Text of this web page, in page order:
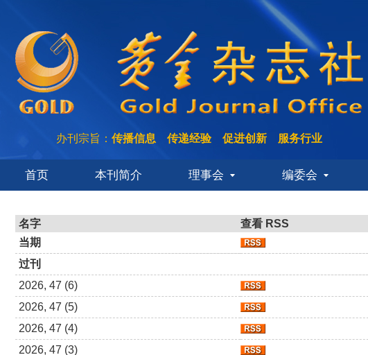
办刊宗旨： 传播信息 传递经验 促进创新 服务行业
首页 本刊简介 理事会 编委会
名字 查看 RSS
当期
过刊
2026, 47 (6)
2026, 47 (5)
2026, 47 (4)
2026, 47 (3)